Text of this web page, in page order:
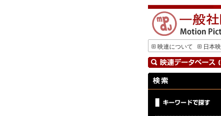
映連について
日本